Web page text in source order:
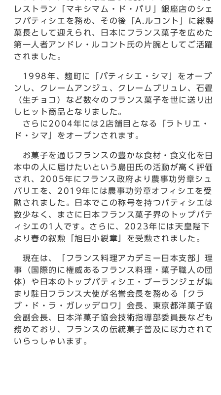
レストラン「マキシマム・ド・パリ」銀座店のシェ
フパティシエを務め、その後「A.ルコント」に総製
菓長として迎えられ、日本にフランス菓子を広めた
第一人者アンドレ・ルコント氏の片腕としてご活躍
されました。
1998年、麹町に「パティシエ・シマ」をオープ
ンし、クレームアンジュ、クレームブリュレ、石畳
（生チョコ）など数々のフランス菓子を世に送り出
しヒット商品となりました。
さらに2004年には2店舗目となる「ラトリエ・
ド・シマ」をオープンされます。
お菓子を通じフランスの豊かな食材・食文化を日
本中の人に届けたいという島田氏の活動が高く評価
され、2005年にフランス政府より農事功労章シュ
バリエを、2019年には農事功労章オフィシエを受
勲されました。日本でこの称号を持つパティシエは
数少なく、まさに日本フランス菓子界のトップパテ
ィシエの1人です。さらに、2023年には天皇陛下
より春の叙勲「旭日小綬章」を受勲されました。
現在は、「フランス料理アカデミー日本支部」理
事（国際的に権威あるフランス料理・菓子職人の団
体）や日本のトップパティシエ・ブーランジェが集
まり駐日フランス大使が名誉会長を務める「クラ
ブ・ド・ラ・ガレッデロワ」会長、東京都洋菓子協
会副会長、日本洋菓子協会技術指導部委員長なども
務めており、フランスの伝統菓子普及に尽力されて
いらっしゃいます。